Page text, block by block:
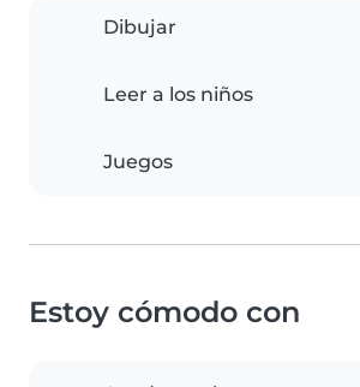
Dibujar
Leer a los niños
Juegos
Estoy cómodo con